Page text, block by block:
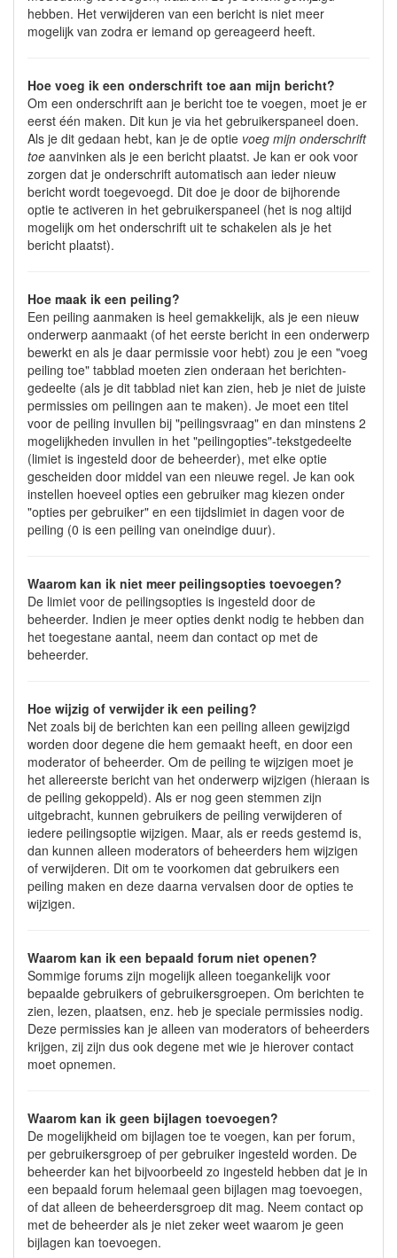
hebben. Het verwijderen van een bericht is niet meer
mogelijk van zodra er iemand op gereageerd heeft.
Hoe voeg ik een onderschrift toe aan mijn bericht?
Om een onderschrift aan je bericht toe te voegen, moet je er
eerst één maken. Dit kun je via het gebruikerspaneel doen.
Als je dit gedaan hebt, kan je de optie voeg mijn onderschrift
toe aanvinken als je een bericht plaatst. Je kan er ook voor
zorgen dat je onderschrift automatisch aan ieder nieuw
bericht wordt toegevoegd. Dit doe je door de bijhorende
optie te activeren in het gebruikerspaneel (het is nog altijd
mogelijk om het onderschrift uit te schakelen als je het
bericht plaatst).
Hoe maak ik een peiling?
Een peiling aanmaken is heel gemakkelijk, als je een nieuw
onderwerp aanmaakt (of het eerste bericht in een onderwerp
bewerkt en als je daar permissie voor hebt) zou je een "voeg
peiling toe" tabblad moeten zien onderaan het berichten-
gedeelte (als je dit tabblad niet kan zien, heb je niet de juiste
permissies om peilingen aan te maken). Je moet een titel
voor de peiling invullen bij "peilingsvraag" en dan minstens 2
mogelijkheden invullen in het "peilingopties"-tekstgedeelte
(limiet is ingesteld door de beheerder), met elke optie
gescheiden door middel van een nieuwe regel. Je kan ook
instellen hoeveel opties een gebruiker mag kiezen onder
"opties per gebruiker" en een tijdslimiet in dagen voor de
peiling (0 is een peiling van oneindige duur).
Waarom kan ik niet meer peilingsopties toevoegen?
De limiet voor de peilingsopties is ingesteld door de
beheerder. Indien je meer opties denkt nodig te hebben dan
het toegestane aantal, neem dan contact op met de
beheerder.
Hoe wijzig of verwijder ik een peiling?
Net zoals bij de berichten kan een peiling alleen gewijzigd
worden door degene die hem gemaakt heeft, en door een
moderator of beheerder. Om de peiling te wijzigen moet je
het allereerste bericht van het onderwerp wijzigen (hieraan is
de peiling gekoppeld). Als er nog geen stemmen zijn
uitgebracht, kunnen gebruikers de peiling verwijderen of
iedere peilingsoptie wijzigen. Maar, als er reeds gestemd is,
dan kunnen alleen moderators of beheerders hem wijzigen
of verwijderen. Dit om te voorkomen dat gebruikers een
peiling maken en deze daarna vervalsen door de opties te
wijzigen.
Waarom kan ik een bepaald forum niet openen?
Sommige forums zijn mogelijk alleen toegankelijk voor
bepaalde gebruikers of gebruikersgroepen. Om berichten te
zien, lezen, plaatsen, enz. heb je speciale permissies nodig.
Deze permissies kan je alleen van moderators of beheerders
krijgen, zij zijn dus ook degene met wie je hierover contact
moet opnemen.
Waarom kan ik geen bijlagen toevoegen?
De mogelijkheid om bijlagen toe te voegen, kan per forum,
per gebruikersgroep of per gebruiker ingesteld worden. De
beheerder kan het bijvoorbeeld zo ingesteld hebben dat je in
een bepaald forum helemaal geen bijlagen mag toevoegen,
of dat alleen de beheerdersgroep dit mag. Neem contact op
met de beheerder als je niet zeker weet waarom je geen
bijlagen kan toevoegen.